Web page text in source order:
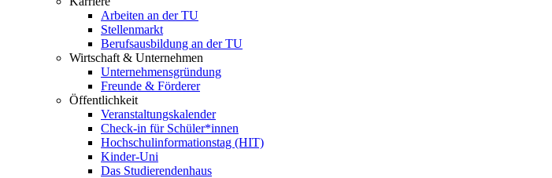
Arbeiten an der TU
Stellenmarkt
Berufsausbildung an der TU
Wirtschaft & Unternehmen
Unternehmensgründung
Freunde & Förderer
Öffentlichkeit
Veranstaltungskalender
Check-in für Schüler*innen
Hochschulinformationstag (HIT)
Kinder-Uni
Das Studierendenhaus